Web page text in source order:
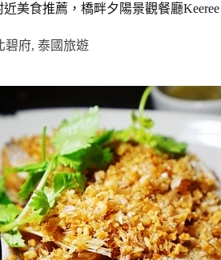
美食推薦，橋畔夕陽景觀餐廳Keeree
碧府, 泰國旅遊